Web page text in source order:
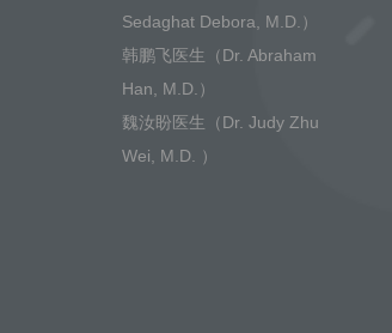
Sedaghat Debora, M.D.）
韩鹏飞医生（Dr. Abraham
Han, M.D.）
魏汝盼医生（Dr. Judy Zhu
Wei, M.D. ）